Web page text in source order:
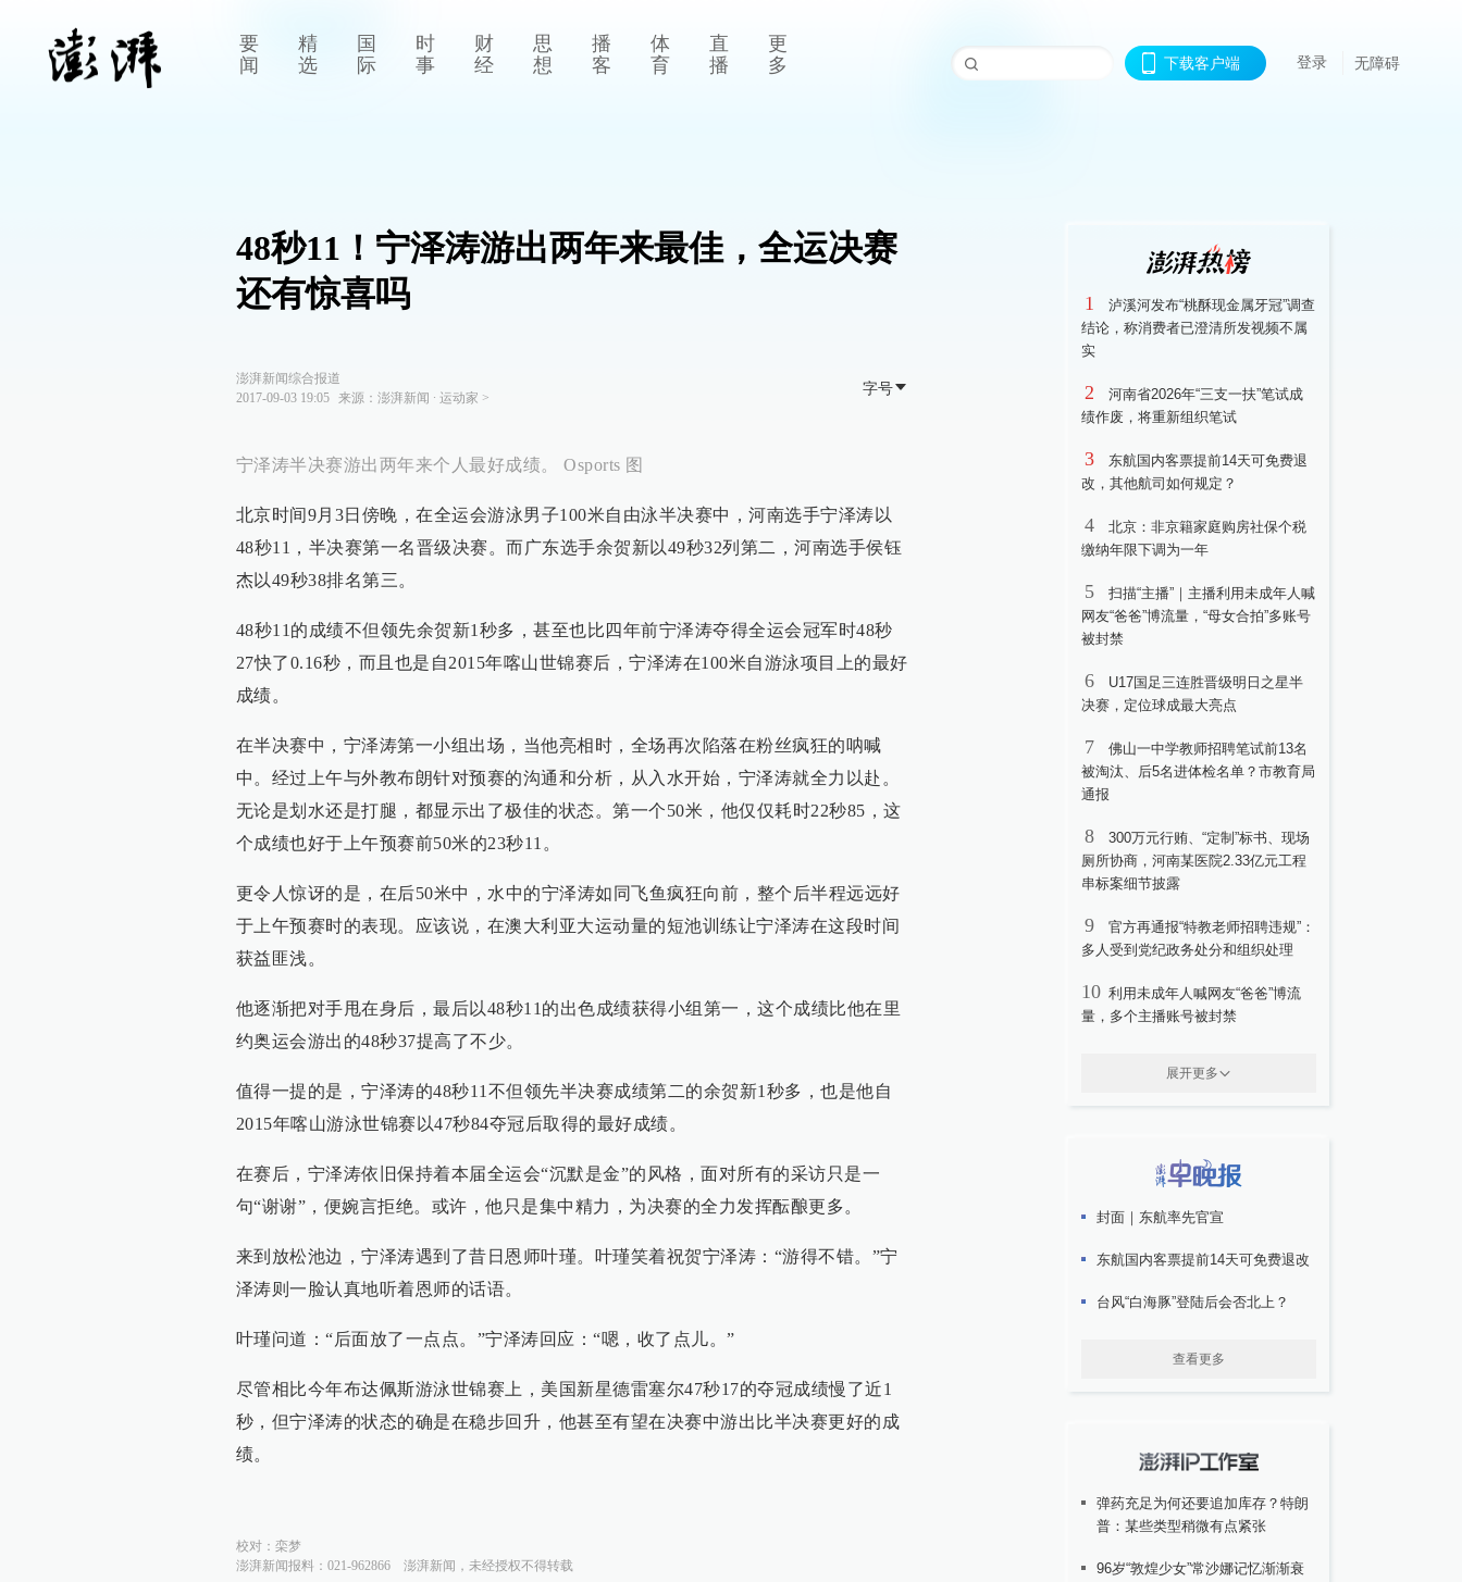
要
闻
精
选
国
际
时
事
财
经
思
想
播
客
体
育
直
播
更
多
下载客户端 登录 无障碍
48秒11！宁泽涛游出两年来最佳，全运决赛
还有惊喜吗
澎湃新闻综合报道
2017-09-03 19:05
来源： 澎湃新闻 ∙ 运动家 >
字号
宁泽涛半决赛游出两年来个人最好成绩。 Osports 图
北京时间9月3日傍晚，在全运会游泳男子100米自由泳半决赛中，河南选手宁泽涛以
48秒11，半决赛第一名晋级决赛。而广东选手余贺新以49秒32列第二，河南选手侯钰
杰以49秒38排名第三。
48秒11的成绩不但领先余贺新1秒多，甚至也比四年前宁泽涛夺得全运会冠军时48秒
27快了0.16秒，而且也是自2015年喀山世锦赛后，宁泽涛在100米自游泳项目上的最好
成绩。
在半决赛中，宁泽涛第一小组出场，当他亮相时，全场再次陷落在粉丝疯狂的呐喊
中。经过上午与外教布朗针对预赛的沟通和分析，从入水开始，宁泽涛就全力以赴。
无论是划水还是打腿，都显示出了极佳的状态。第一个50米，他仅仅耗时22秒85，这
个成绩也好于上午预赛前50米的23秒11。
更令人惊讶的是，在后50米中，水中的宁泽涛如同飞鱼疯狂向前，整个后半程远远好
于上午预赛时的表现。应该说，在澳大利亚大运动量的短池训练让宁泽涛在这段时间
获益匪浅。
他逐渐把对手甩在身后，最后以48秒11的出色成绩获得小组第一，这个成绩比他在里
约奥运会游出的48秒37提高了不少。
值得一提的是，宁泽涛的48秒11不但领先半决赛成绩第二的余贺新1秒多，也是他自
2015年喀山游泳世锦赛以47秒84夺冠后取得的最好成绩。
在赛后，宁泽涛依旧保持着本届全运会“沉默是金”的风格，面对所有的采访只是一
句“谢谢”，便婉言拒绝。或许，他只是集中精力，为决赛的全力发挥酝酿更多。
来到放松池边，宁泽涛遇到了昔日恩师叶瑾。叶瑾笑着祝贺宁泽涛：“游得不错。”宁
泽涛则一脸认真地听着恩师的话语。
叶瑾问道：“后面放了一点点。”宁泽涛回应：“嗯，收了点儿。”
尽管相比今年布达佩斯游泳世锦赛上，美国新星德雷塞尔47秒17的夺冠成绩慢了近1
秒，但宁泽涛的状态的确是在稳步回升，他甚至有望在决赛中游出比半决赛更好的成
绩。
校对： 栾梦
澎湃新闻报料：021-962866
澎湃新闻，未经授权不得转载
1
泸溪河发布“桃酥现金属牙冠”调查
结论，称消费者已澄清所发视频不属
实
2
河南省2026年“三支一扶”笔试成
绩作废，将重新组织笔试
3
东航国内客票提前14天可免费退
改，其他航司如何规定？
4
北京：非京籍家庭购房社保个税
缴纳年限下调为一年
5
扫描“主播”｜主播利用未成年人喊
网友“爸爸”博流量，“母女合拍”多账号
被封禁
6
U17国足三连胜晋级明日之星半
决赛，定位球成最大亮点
7
佛山一中学教师招聘笔试前13名
被淘汰、后5名进体检名单？市教育局
通报
8
300万元行贿、“定制”标书、现场
厕所协商，河南某医院2.33亿元工程
串标案细节披露
9
官方再通报“特教老师招聘违规”：
多人受到党纪政务处分和组织处理
10 利用未成年人喊网友“爸爸”博流
量，多个主播账号被封禁
展开更多
封面｜东航率先官宣
东航国内客票提前14天可免费退改
台风“白海豚”登陆后会否北上？
查看更多
弹药充足为何还要追加库存？特朗
普：某些类型稍微有点紧张
96岁“敦煌少女”常沙娜记忆渐渐衰